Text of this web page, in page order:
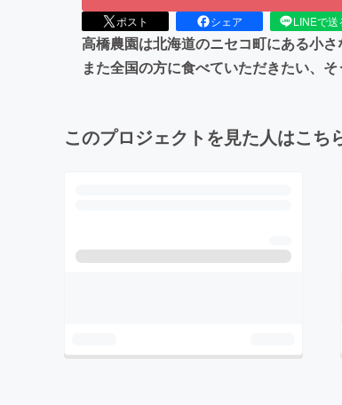
ポスト シェア LINEで送
高橋農園は北海道のニセコ町にある小
また全国の方に食べていただきたい、
このプロジェクトを見た人はこち